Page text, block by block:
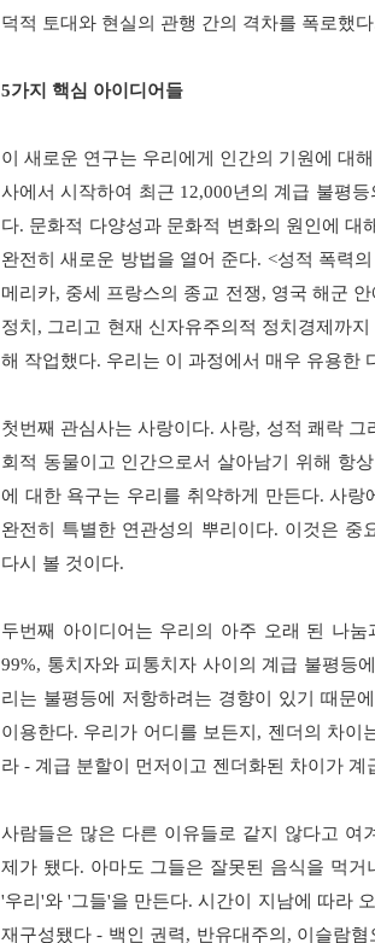
덕적 토대와 현실의 관행 간의 격차를 폭로했다
5가지 핵심 아이디어들
이 새로운 연구는 우리에게 인간의 기원에 대
사에서 시작하여 최근 12,000년의 계급 불평등
다. 문화적 다양성과 문화적 변화의 원인에 대
완전히 새로운 방법을 열어 준다. <성적 폭력의
메리카, 중세 프랑스의 종교 전쟁, 영국 해군
정치 , 그리고 현재 신자유주의적 정치경제까지
해 작업했다. 우리는 이 과정에서 매우 유용한
첫번째 관심사는 사랑이다.사랑, 성적 쾌락 그
회적 동물이고 인간으로서 살아남기 위해 항
에 대한 욕구는 우리를 취약하게 만든다.사랑
완전히 특별한 연관성의 뿌리이다. 이것은 중
다시 볼 것이다.
두번째 아이디어는 우리의 아주 오래 된 나
99%, 통치자와 피통치자 사이의 계급 불평등
리는 불평등에 저항하려는 경향이 있기 때문
이용한다. 우리가 어디를 보든지 , 젠더의 차이
라 - 계급 분할이 먼저이고 젠더화된 차이가
사람들은 많은 다른 이유들로 같지 않다고 여
제가 됐다. 아마도 그들은 잘못된 음식을 먹
'우리 '와'그들'을 만든다.시간이 지남에 따라
재구성됐다- 백인 권력, 반유대주의 , 이슬람혐